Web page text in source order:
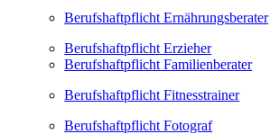
Berufshaftpflicht Ernährungsberater
Berufshaftpflicht Erzieher
Berufshaftpflicht Familienberater
Berufshaftpflicht Fitnesstrainer
Berufshaftpflicht Fotograf